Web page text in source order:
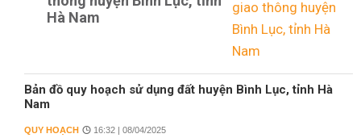
Hà Nam
Bản đồ quy hoạch sử dụng đất huyện Bình Lục, tỉnh Hà
Nam
QUY HOẠCH 16:32 | 08/04/2025